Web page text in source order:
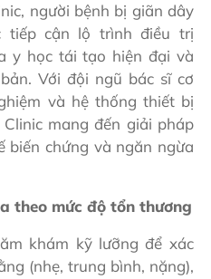
người bệnh bị giãn dây
tiếp cận lộ trình điều trị
y học tái tạo hiện đại và
Với đội ngũ bác sĩ cơ
và hệ thống thiết bị
mang đến giải pháp
biến chứng và ngăn ngừa
theo mức độ tổn thương
khám kỹ lưỡng để xác
(nhẹ, trung bình, nặng),